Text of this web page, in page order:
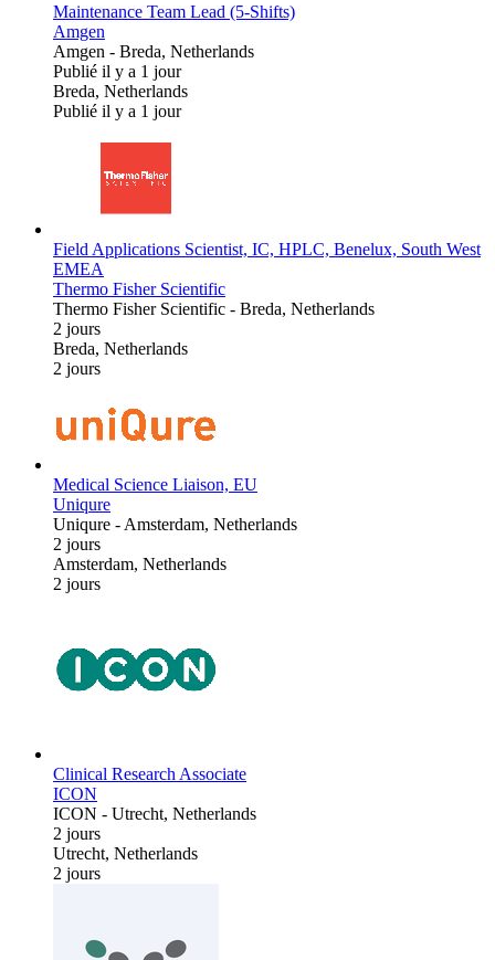
Maintenance Team Lead (5-Shifts)
Amgen
Amgen - Breda, Netherlands
Publié il y a 1 jour
Breda, Netherlands
Publié il y a 1 jour
Field Applications Scientist, IC, HPLC, Benelux, South West
EMEA
Thermo Fisher Scientific
Thermo Fisher Scientific - Breda, Netherlands
2 jours
Breda, Netherlands
2 jours
Medical Science Liaison, EU
Uniqure
Uniqure - Amsterdam, Netherlands
2 jours
Amsterdam, Netherlands
2 jours
Clinical Research Associate
ICON
ICON - Utrecht, Netherlands
2 jours
Utrecht, Netherlands
2 jours